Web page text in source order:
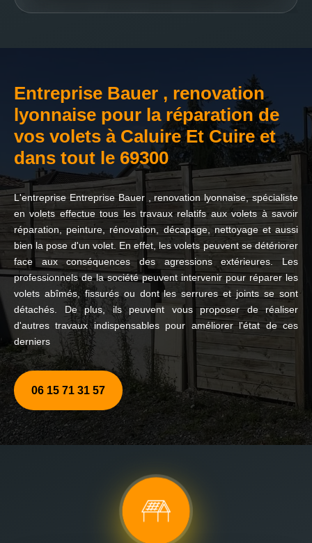
Entreprise Bauer , renovation
lyonnaise pour la réparation de
vos volets à Caluire Et Cuire et
dans tout le 69300
L'entreprise Entreprise Bauer , renovation lyonnaise, spécialiste
en volets effectue tous les travaux relatifs aux volets à savoir
réparation, peinture, rénovation, décapage, nettoyage et aussi
bien la pose d'un volet. En effet, les volets peuvent se détériorer
face aux conséquences des agressions extérieures. Les
professionnels de la société peuvent intervenir pour réparer les
volets abîmés, fissurés ou dont les serrures et joints se sont
détachés. De plus, ils peuvent vous proposer de réaliser
d'autres travaux indispensables pour améliorer l'état de ces
derniers
06 15 71 31 57